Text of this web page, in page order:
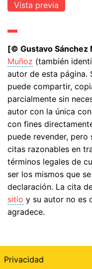
[© Gustavo Sánchez
Muñoz (también
autor de esta página.
puede compartir,
parcialmente sin
autor con la única
con fines
puede revender,
citas razonables en
términos legales de
ser los mismos que
declaración. La cita
sitio y su autor no es
agradece.
Privacidad